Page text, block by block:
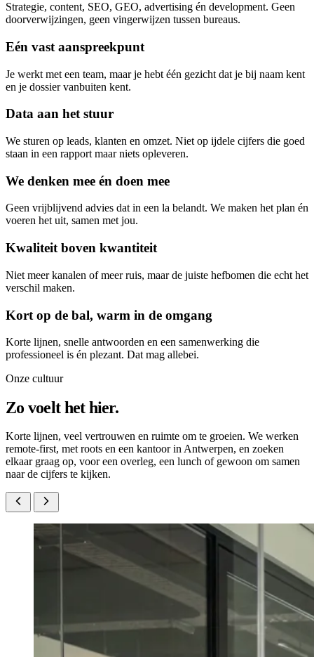
Strategie, content, SEO, GEO, advertising én development. Geen
doorverwijzingen, geen vingerwijzen tussen bureaus.
Eén vast aanspreekpunt
Je werkt met een team, maar je hebt één gezicht dat je bij naam kent
en je dossier vanbuiten kent.
Data aan het stuur
We sturen op leads, klanten en omzet. Niet op ijdele cijfers die goed
staan in een rapport maar niets opleveren.
We denken mee én doen mee
Geen vrijblijvend advies dat in een la belandt. We maken het plan én
voeren het uit, samen met jou.
Kwaliteit boven kwantiteit
Niet meer kanalen of meer ruis, maar de juiste hefbomen die echt het
verschil maken.
Kort op de bal, warm in de omgang
Korte lijnen, snelle antwoorden en een samenwerking die
professioneel is én plezant. Dat mag allebei.
Onze cultuur
Zo voelt het hier.
Korte lijnen, veel vertrouwen en ruimte om te groeien. We werken
remote-first, met roots en een kantoor in Antwerpen, en zoeken
elkaar graag op, voor een overleg, een lunch of gewoon om samen
naar de cijfers te kijken.